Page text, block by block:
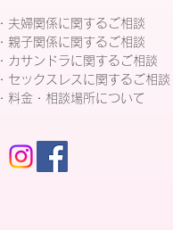
・夫婦関係に関するご相談
・親子関係に関するご相談
・カサンドラに関するご相談
・セックスレスに関するご相談
・料金・相談場所について